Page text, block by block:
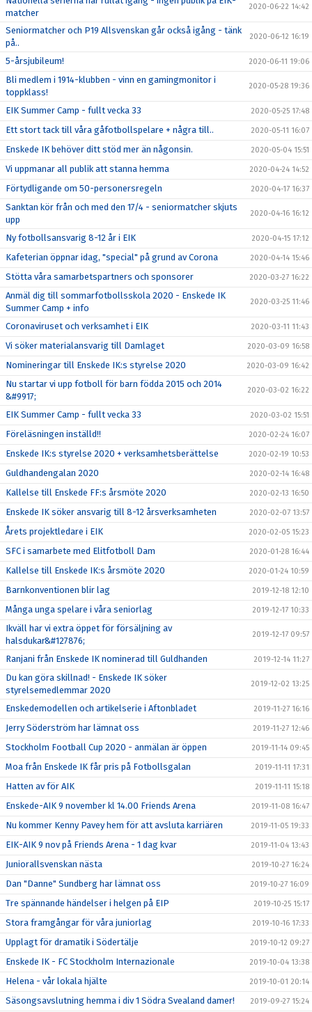
matcher
2020-06-22 14:42
Seniormatcher och P19 Allsvenskan går också igång - tänk
på..
2020-06-12 16:19
5-årsjubileum! 2020-06-11 19:06
Bli medlem i 1914-klubben - vinn en gamingmonitor i
toppklass!
2020-05-28 19:36
EIK Summer Camp - fullt vecka 33 2020-05-25 17:48
Ett stort tack till våra gåfotbollspelare + några till.. 2020-05-11 16:07
Enskede IK behöver ditt stöd mer än någonsin. 2020-05-04 15:51
Vi uppmanar all publik att stanna hemma 2020-04-24 14:52
Förtydligande om 50-personersregeln 2020-04-17 16:37
Sanktan kör från och med den 17/4 - seniormatcher skjuts
upp
2020-04-16 16:12
Ny fotbollsansvarig 8-12 år i EIK 2020-04-15 17:12
Kafeterian öppnar idag, "special" på grund av Corona 2020-04-14 15:46
Stötta våra samarbetspartners och sponsorer 2020-03-27 16:22
Anmäl dig till sommarfotbollsskola 2020 - Enskede IK
Summer Camp + info
2020-03-25 11:46
Coronaviruset och verksamhet i EIK 2020-03-11 11:43
Vi söker materialansvarig till Damlaget 2020-03-09 16:58
Nomineringar till Enskede IK:s styrelse 2020 2020-03-09 16:42
Nu startar vi upp fotboll för barn födda 2015 och 2014
&#9917;
2020-03-02 16:22
EIK Summer Camp - fullt vecka 33 2020-03-02 15:51
Föreläsningen inställd!! 2020-02-24 16:07
Enskede IK:s styrelse 2020 + verksamhetsberättelse 2020-02-19 10:53
Guldhandengalan 2020 2020-02-14 16:48
Kallelse till Enskede FF:s årsmöte 2020 2020-02-13 16:50
Enskede IK söker ansvarig till 8-12 årsverksamheten 2020-02-07 13:57
Årets projektledare i EIK 2020-02-05 15:23
SFC i samarbete med Elitfotboll Dam 2020-01-28 16:44
Kallelse till Enskede IK:s årsmöte 2020 2020-01-24 10:59
Barnkonventionen blir lag 2019-12-18 12:10
Många unga spelare i våra seniorlag 2019-12-17 10:33
Ikväll har vi extra öppet för försäljning av
halsdukar&#127876;
2019-12-17 09:57
Ranjani från Enskede IK nominerad till Guldhanden 2019-12-14 11:27
Du kan göra skillnad! - Enskede IK söker
styrelsemedlemmar 2020
2019-12-02 13:25
Enskedemodellen och artikelserie i Aftonbladet 2019-11-27 16:16
Jerry Söderström har lämnat oss 2019-11-27 12:46
Stockholm Football Cup 2020 - anmälan är öppen 2019-11-14 09:45
Moa från Enskede IK får pris på Fotbollsgalan 2019-11-11 17:31
Hatten av för AIK 2019-11-11 15:18
Enskede-AIK 9 november kl 14.00 Friends Arena 2019-11-08 16:47
Nu kommer Kenny Pavey hem för att avsluta karriären 2019-11-05 19:33
EIK-AIK 9 nov på Friends Arena - 1 dag kvar 2019-11-04 13:43
Juniorallsvenskan nästa 2019-10-27 16:24
Dan "Danne" Sundberg har lämnat oss 2019-10-27 16:09
Tre spännande händelser i helgen på EIP 2019-10-25 15:17
Stora framgångar för våra juniorlag 2019-10-16 17:33
Upplagt för dramatik i Södertälje 2019-10-12 09:27
Enskede IK - FC Stockholm Internazionale 2019-10-04 13:38
Helena - vår lokala hjälte 2019-10-01 20:14
Säsongsavslutning hemma i div 1 Södra Svealand damer! 2019-09-27 15:24